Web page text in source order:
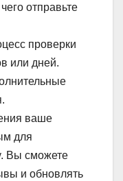
отправьте
проверки
или дней.
ваше
для
Вы сможете
и обновлять